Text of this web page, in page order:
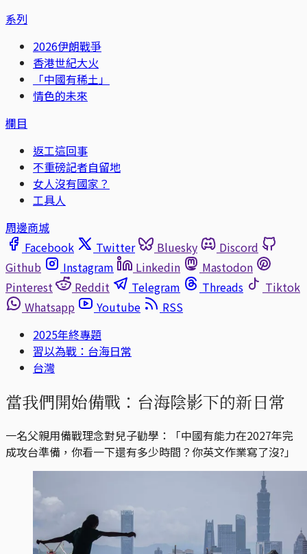
系列
2026伊朗戰爭
香港世紀大火
「中國有稀土」
情色的未來
欄目
返工這回事
不重磅記者自留地
女人沒有國家？
工具人
周邊商城
Facebook
Twitter Bluesky
Discord
Github
Instagram Linkedin
Mastodon
Pinterest
Reddit Telegram Threads
Tiktok
Whatsapp
Youtube
RSS
2025年終專題
習以為戰：台海日常
台灣
當我們開始備戰：台海陰影下的新日常
一名父親用備戰理念對兒子勸學：「中國有能力在2027年完
成攻台準備，你看一下還有多少時間？你英文作業寫了沒?」